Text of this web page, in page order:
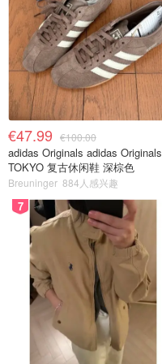
€47.99 €100.00
adidas Originals adidas Originals
TOKYO 复古休闲鞋 深棕色
Breuninger 884人感兴趣
7